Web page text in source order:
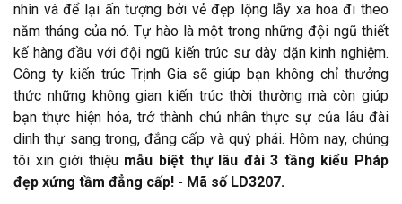
nhìn và để lại ấn tượng bởi vẻ đẹp lộng lẫy xa hoa đi theo
năm tháng của nó. Tự hào là một trong những đội ngũ thiết
kế hàng đầu với đội ngũ kiến trúc sư dày dặn kinh nghiệm.
Công ty kiến trúc Trịnh Gia sẽ giúp bạn không chỉ thưởng
thức những không gian kiến trúc thời thường mà còn giúp
bạn thực hiện hóa, trở thành chủ nhân thực sự của lâu đài
dinh thự sang trong, đắng cấp và quý phái. Hôm nay, chúng
tôi xin giới thiệu mẫu biệt thự lâu đài 3 tầng kiểu Pháp
đẹp xứng tầm đẳng cấp! - Mã số LD3207.